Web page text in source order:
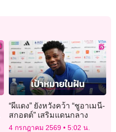
“ผีแดง” ยังหวังคว้า “ชูอาเมนี-
สกอตต์” เสริมแดนกลาง
4 กรกฎาคม 2569 5:02 น.